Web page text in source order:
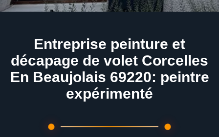
Entreprise peinture et
décapage de volet Corcelles
En Beaujolais 69220: peintre
expérimenté